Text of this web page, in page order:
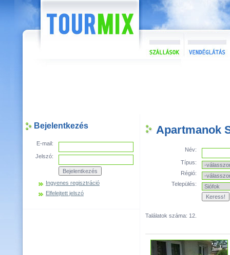
Bejelentkezés
E-mail:
Jelszó:
Ingyenes regisztráció
Elfelejtett jelszó
Apartmanok
Név:
Típus:
Régió:
Település:
Találatok száma: 12.